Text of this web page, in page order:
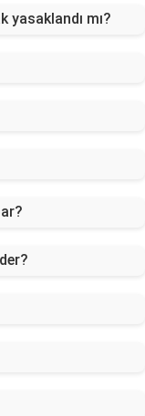
yasaklandı mı?